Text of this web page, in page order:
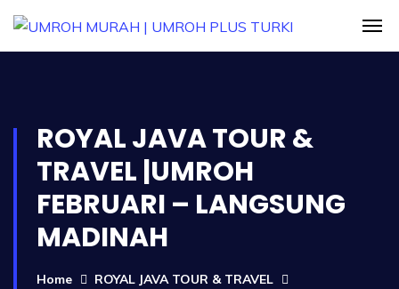
ROYAL JAVA TOUR &
TRAVEL |UMROH
FEBRUARI – LANGSUNG
MADINAH
Home
ROYAL JAVA TOUR & TRAVEL